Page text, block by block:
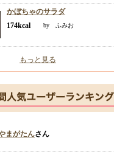
かぼちゃのサラダ
174kcal
by ふみお
もっと見る
まがたんさん